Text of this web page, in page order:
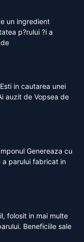
un ingredient
p?rului ?i a
in cautarea unei
auzit de Vopsea de
Genereaza cu
a parului fabricat in
folosit in mai multe
Beneficiile sale